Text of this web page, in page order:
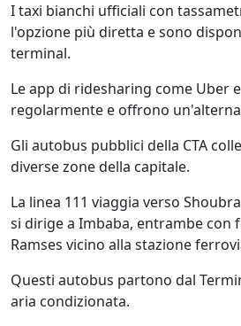
I taxi bianchi ufficiali con
l'opzione più diretta e sono
terminal.
Le app di ridesharing come Uber
regolarmente e offrono
Gli autobus pubblici della CTA
diverse zone della capitale.
La linea 111 viaggia verso
si dirige a Imbaba, entrambe con
Ramses vicino alla stazione
Questi autobus partono dal
aria condizionata.